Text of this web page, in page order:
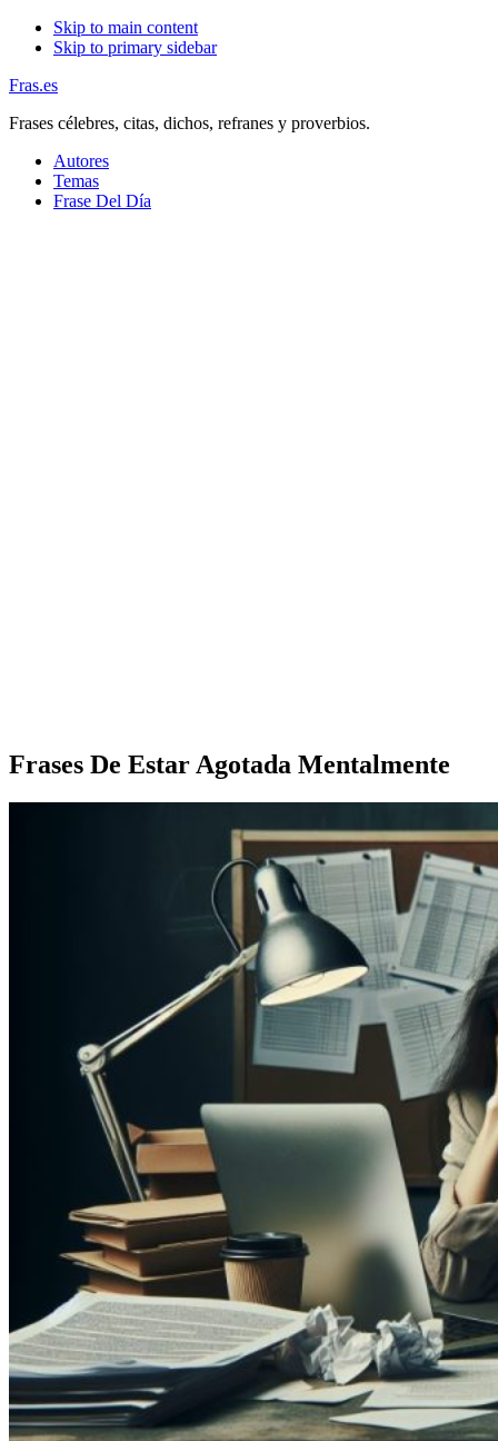
Skip to main content
Skip to primary sidebar
Fras.es
Frases célebres, citas, dichos, refranes y proverbios.
Autores
Temas
Frase Del Día
Frases De Estar Agotada Mentalmente